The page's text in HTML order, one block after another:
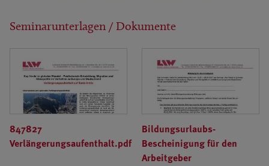
Seminarunterlagen / Dokumente
847827
Verlängerungsaufenthalt.pdf
Bildungsurlaubs-
Bescheinigung für den
Arbeitgeber